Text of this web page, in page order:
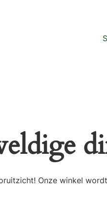
Onze winkel